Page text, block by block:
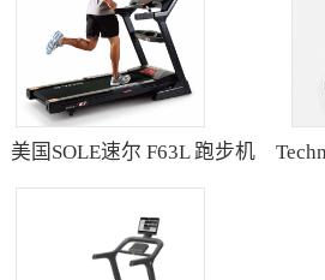
美国SOLE速尔 F63L 跑步机